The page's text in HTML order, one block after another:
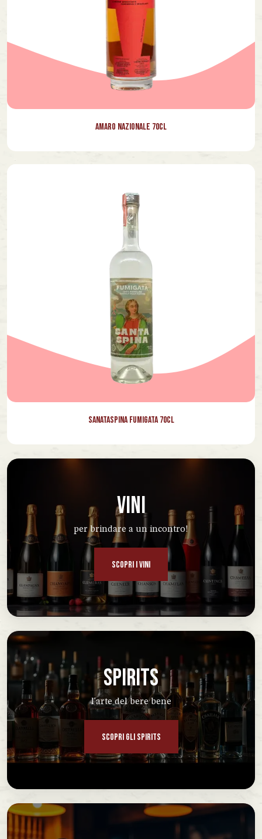
Amaro Nazionale 70cl
Sanataspina Fumigata 70cl
VINI
per brindare a un incontro!
SCOPRI I VINI
SPIRITS
l'arte del bere bene
SCOPRI GLI SPIRITS